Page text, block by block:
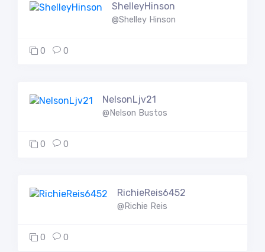
ShelleyHinson
@Shelley Hinson
0 0
NelsonLjv21
@Nelson Bustos
0 0
RichieReis6452
@Richie Reis
0 0